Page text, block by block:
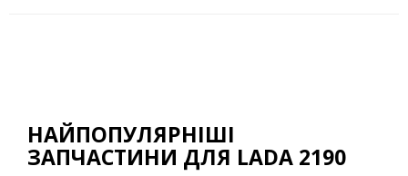
НАЙПОПУЛЯРНІШІ
ЗАПЧАСТИНИ ДЛЯ LADA 2190